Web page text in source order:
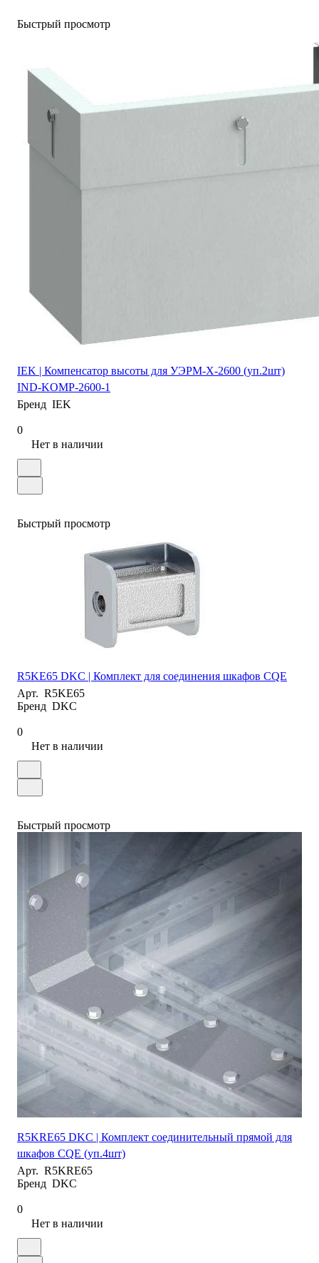
Быстрый просмотр
IEK | Компенсатор высоты для УЭРМ-Х-2600 (уп.2шт)
IND-KOMP-2600-1
Бренд IEK
0
Нет в наличии
Быстрый просмотр
R5KE65 DKC | Комплект для соединения шкафов CQE
Арт. R5KE65
Бренд DKC
0
Нет в наличии
Быстрый просмотр
R5KRE65 DKC | Комплект соединительный прямой для
шкафов CQE (уп.4шт)
Арт. R5KRE65
Бренд DKC
0
Нет в наличии